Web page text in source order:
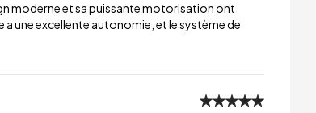
moderne et sa puissante motorisation ont
une excellente autonomie, et le système de